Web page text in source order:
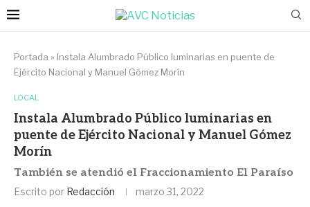
Portada » Instala Alumbrado Público luminarias en puente de
Ejército Nacional y Manuel Gómez Morín
LOCAL
Instala Alumbrado Público luminarias en
puente de Ejército Nacional y Manuel Gómez
Morín
También se atendió el Fraccionamiento El Paraíso
Escrito por Redacción marzo 31, 2022